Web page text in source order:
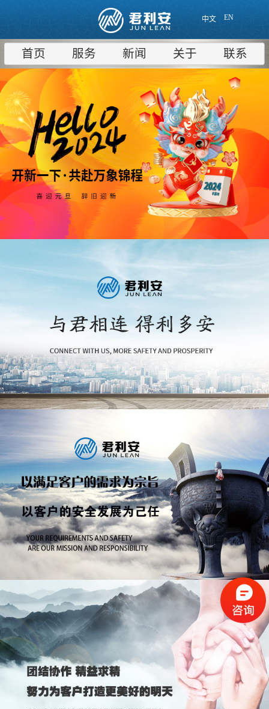
中文 EN
首页 服务 新闻 关于 联系